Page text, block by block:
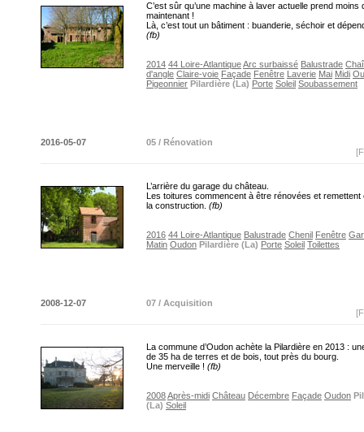
C’est sûr qu’une machine à laver actuelle prend moins
maintenant !
Là, c’est tout un bâtiment : buanderie, séchoir et
(fb)
2014 44 Loire-AtlantiqueArc surbaissé Balustrade
d'angle Claire-voie Façade Fenêtre Laverie Mai Midi
Pigeonnier Pilardière (La) Porte Soleil Soubassement
2016-05-07
05 / Rénovation
L’arrière du garage du château.
Les toitures commencent à être rénovées et remettent
la construction. (fb)
2016 44 Loire-Atlantique Balustrade Chenil Fenêtre
Matin Oudon Pilardière (La) Porte Soleil Toilettes
2008-12-07
07 / Acquisition
La commune d’Oudon achète la Pilardière en 2013 :
de 35 ha de terres et de bois, tout près du bourg.
Une merveille ! (fb)
2008Après-midi Château Décembre Façade Oudon
(La) Soleil